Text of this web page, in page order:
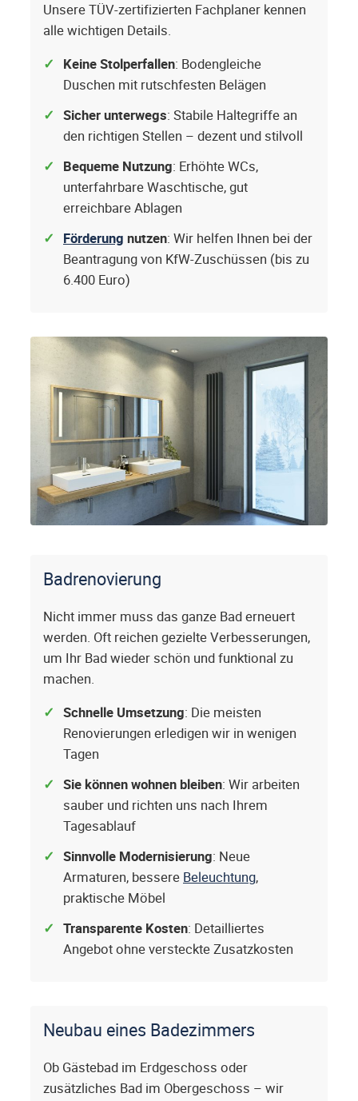
Unsere TÜV-zertifizierten Fachplaner kennen
alle wichtigen Details.
Keine Stolperfallen: Bodengleiche
Duschen mit rutschfesten Belägen
Sicher unterwegs: Stabile Haltegriffe an
den richtigen Stellen – dezent und stilvoll
Bequeme Nutzung: Erhöhte WCs,
unterfahrbare Waschtische, gut
erreichbare Ablagen
Förderung nutzen: Wir helfen Ihnen bei der
Beantragung von KfW-Zuschüssen (bis zu
6.400 Euro)
Badrenovierung
Nicht immer muss das ganze Bad erneuert
werden. Oft reichen gezielte Verbesserungen,
um Ihr Bad wieder schön und funktional zu
machen.
Schnelle Umsetzung: Die meisten
Renovierungen erledigen wir in wenigen
Tagen
Sie können wohnen bleiben: Wir arbeiten
sauber und richten uns nach Ihrem
Tagesablauf
Sinnvolle Modernisierung: Neue
Armaturen, bessere Beleuchtung,
praktische Möbel
Transparente Kosten: Detailliertes
Angebot ohne versteckte Zusatzkosten
Neubau eines Badezimmers
Ob Gästebad im Erdgeschoss oder
zusätzliches Bad im Obergeschoss – wir